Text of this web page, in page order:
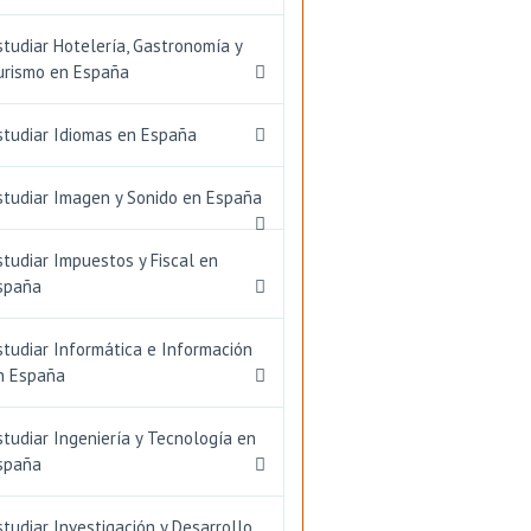
Hotelería, Gastronomía y
en España
Idiomas en España
Imagen y Sonido en España
Impuestos y Fiscal en
Informática e Información
España
Ingeniería y Tecnología en